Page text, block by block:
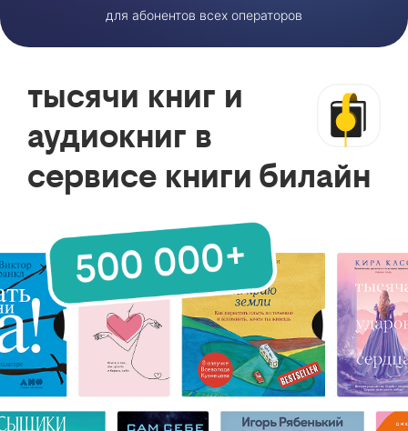
для абонентов всех операторов
тысячи книг и
аудиокниг в
сервисе книги билайн